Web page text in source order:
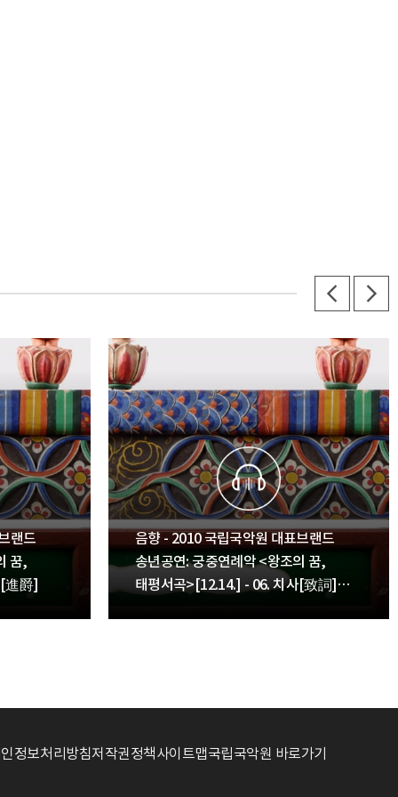
랜드
꿈,
進爵]
음향 - 2010 국립국악원 대표브랜드
송년공연: 궁중연례악 <왕조의 꿈,
태평서곡>[12.14.] - 06. 치사[致詞]
정보처리방침저작권정책사이트맵국립국악원 바로가기